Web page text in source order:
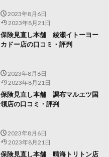
2023年8月6日
2023年8月21日
保険見直し本舗 綾瀬イトーヨー
カドー店の口コミ・評判
2023年8月6日
2023年8月21日
保険見直し本舗 調布マルエツ国
領店の口コミ・評判
2023年8月6日
2023年8月21日
保険見直し本舗 晴海トリトン店